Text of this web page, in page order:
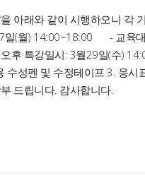
아래와 같이 시행하오니 각
- 교육대상:
특강일시: 3월29일(수)
펜 및 수정테이프 3. 응시
드립니다. 감사합니다.